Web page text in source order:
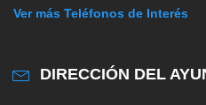
Ver más Teléfonos de Interés
DIRECCIÓN DEL